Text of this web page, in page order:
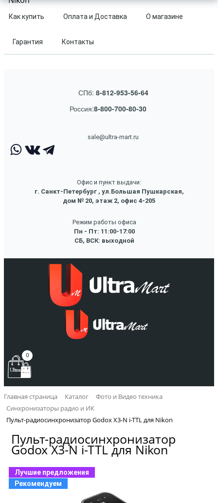
Как купить Оплата и Доставка О магазине
Гарантия Контакты
СПб: 8-812-953-56-64
Россия:8-800-700-80-30
sale@ultra-mart.ru
Офис и пункт выдачи:
г. Санкт-Петербург , ул.Большая Пушкарская,
дом № 20, этаж 2, офис 4-205
Режим работы офиса
Пн - Пт: 11:00-17:00
СБ, ВСК: выходной
0
Главная страница Каталог
Фото и Видео техника
Синхронизаторы радио и ИК
Пульт-радиосинхронизатор Godox X3-N i-TTL для Nikon
Пульт-радиосинхронизатор
Godox X3-N i-TTL для Nikon
Лучшие предложения
Рекомендуем